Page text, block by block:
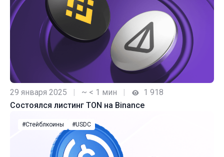
29 января 2025 | ~ < 1 мин |
1 918
Состоялся листинг TON на Binance
#Стейблкоины #USDC